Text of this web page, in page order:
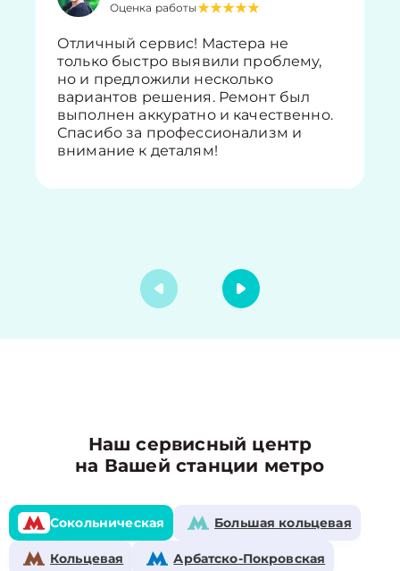
Оценка работы
Отличный сервис! Мастера не
только быстро выявили проблему,
но и предложили несколько
вариантов решения. Ремонт был
выполнен аккуратно и качественно.
Спасибо за профессионализм и
внимание к деталям!
Наш сервисный центр
на Вашей станции метро
Сокольническая Большая кольцевая
Кольцевая Арбатско-Покровская